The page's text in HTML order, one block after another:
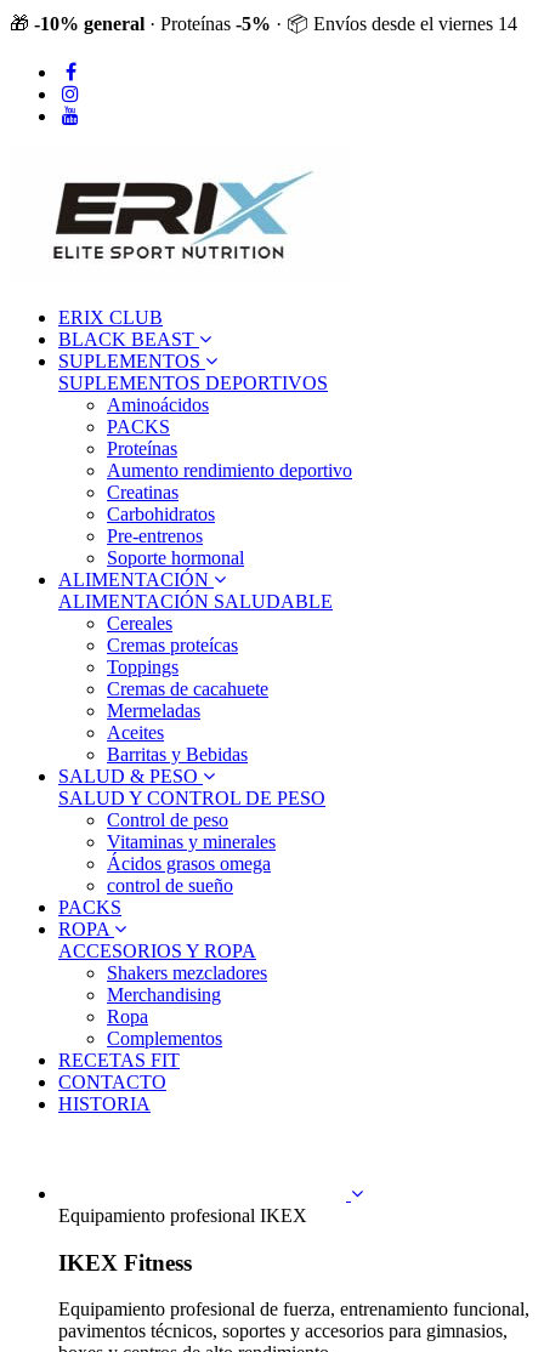
🎁 -10% general · Proteínas -5% · 📦 Envíos desde el viernes 14
ERIX CLUB
BLACK BEAST
SUPLEMENTOS
SUPLEMENTOS DEPORTIVOS
Aminoácidos
PACKS
Proteínas
Aumento rendimiento deportivo
Creatinas
Carbohidratos
Pre-entrenos
Soporte hormonal
ALIMENTACIÓN
ALIMENTACIÓN SALUDABLE
Cereales
Cremas proteícas
Toppings
Cremas de cacahuete
Mermeladas
Aceites
Barritas y Bebidas
SALUD & PESO
SALUD Y CONTROL DE PESO
Control de peso
Vitaminas y minerales
Ácidos grasos omega
control de sueño
PACKS
ROPA
ACCESORIOS Y ROPA
Shakers mezcladores
Merchandising
Ropa
Complementos
RECETAS FIT
CONTACTO
HISTORIA
Equipamiento profesional IKEX
IKEX Fitness
Equipamiento profesional de fuerza, entrenamiento funcional,
pavimentos técnicos, soportes y accesorios para gimnasios,